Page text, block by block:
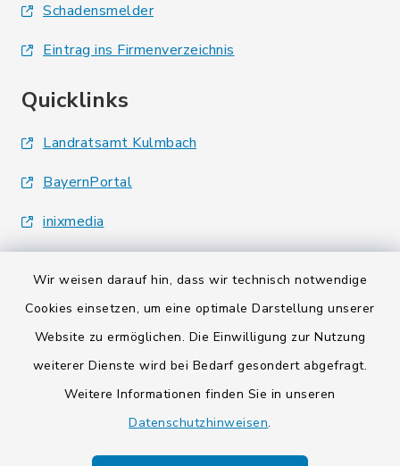
Wir weisen darauf hin, dass wir technisch notwendige
Cookies einsetzen, um eine optimale Darstellung unserer
Website zu ermöglichen. Die Einwilligung zur Nutzung
weiterer Dienste wird bei Bedarf gesondert abgefragt.
Weitere Informationen finden Sie in unseren
Datenschutzhinweisen.
Schadensmelder
Eintrag ins Firmenverzeichnis
Quicklinks
Landratsamt Kulmbach
BayernPortal
inixmedia
Barrierefreiheit